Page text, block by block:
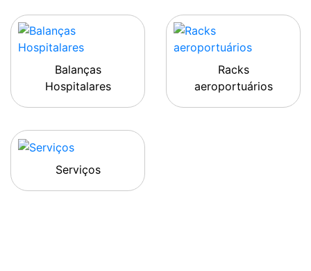
Balanças
Hospitalares
Racks
aeroportuários
Serviços